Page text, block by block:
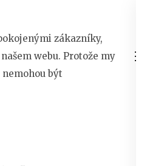
zákazníky,
webu. Protože my
být